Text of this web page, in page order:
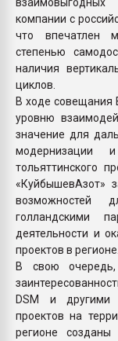
компании с
что впечатлен
степенью
наличия
циклов.
В ходе совещания
уровню
значение для
модернизации и
тольяттинского
«КуйбышевАзот»
возможностей
голландскими
деятельности и
проектов в регионе.
В свою очередь,
DSM и другими
проектов на
регионе